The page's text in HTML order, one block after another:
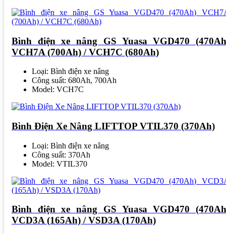
Bình điện xe nâng GS Yuasa VGD470
VCH7A (700Ah) / VCH7C (680Ah)
Loại: Bình điện xe nâng
Công suất: 680Ah, 700Ah
Model: VCH7C
Bình Điện Xe Nâng LIFTTOP VTIL370 (370Ah)
Loại: Bình điện xe nâng
Công suất: 370Ah
Model: VTIL370
Bình điện xe nâng GS Yuasa VGD470
VCD3A (165Ah) / VSD3A (170Ah)